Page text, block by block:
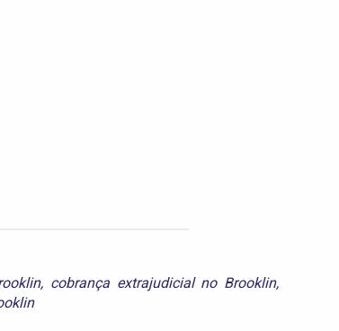
, cobrança extrajudicial no Brooklin,